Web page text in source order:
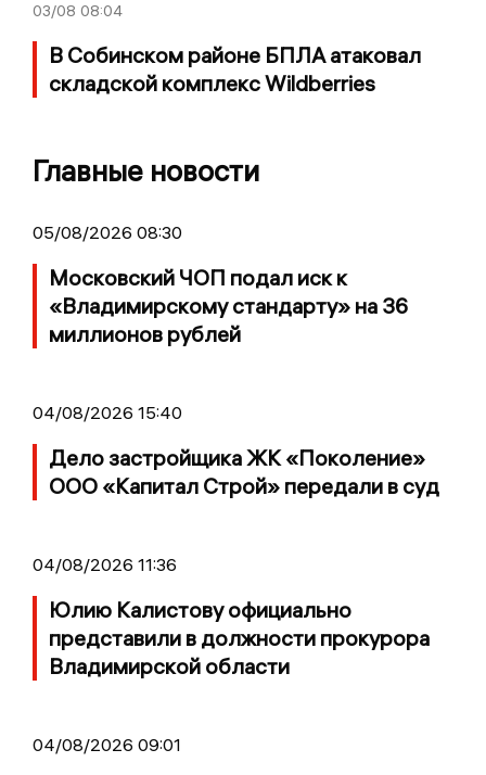
03/08 08:04
В Собинском районе БПЛА атаковал
складской комплекс Wildberries
Главные новости
05/08/2026 08:30
Московский ЧОП подал иск к
«Владимирскому стандарту» на 36
миллионов рублей
04/08/2026 15:40
Дело застройщика ЖК «Поколение»
ООО «Капитал Строй» передали в суд
04/08/2026 11:36
Юлию Калистову официально
представили в должности прокурора
Владимирской области
04/08/2026 09:01